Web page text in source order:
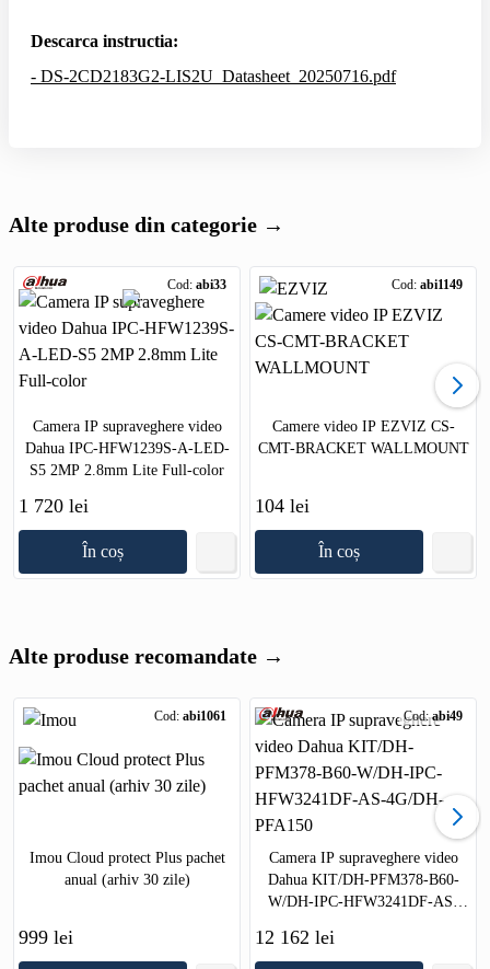
Descarca instructia:
- DS-2CD2183G2-LIS2U_Datasheet_20250716.pdf
Alte produse din categorie →
Cod: abi33
Camera IP supraveghere video
Dahua IPC-HFW1239S-A-LED-
S5 2MP 2.8mm Lite Full-color
1 720 lei
În coș
Cod: abi1149
Camere video IP EZVIZ CS-
CMT-BRACKET WALLMOUNT
104 lei
În coș
Alte produse recomandate →
Cod: abi1061
Imou Cloud protect Plus pachet
anual (arhiv 30 zile)
999 lei
Cod:abi49
Camera IP supraveghere video
Dahua KIT/DH-PFM378-B60-
W/DH-IPC-HFW3241DF-AS-
12 162 lei